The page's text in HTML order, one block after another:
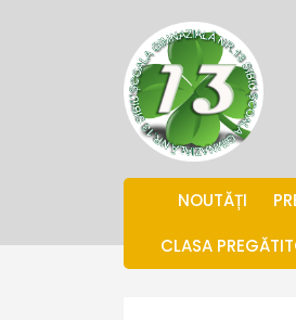
. NOUTĂȚI
CLASA